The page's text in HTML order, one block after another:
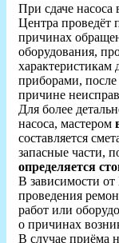
При сдаче насоса
Центра проведёт
причинах
оборудования,
характеристикам
приборами,
причине
Для более
насоса, мастером
составляется
запасные части,
определяется
В зависимости
проведения
работ или
о причинах
В случае приёма